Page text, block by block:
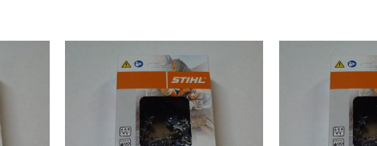
Sägen
hinzufügen